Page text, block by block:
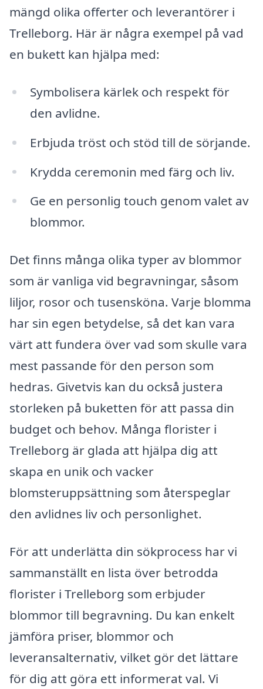
mängd olika offerter och leverantörer i
Trelleborg. Här är några exempel på vad
en bukett kan hjälpa med:
Symbolisera kärlek och respekt för
den avlidne.
Erbjuda tröst och stöd till de sörjande.
Krydda ceremonin med färg och liv.
Ge en personlig touch genom valet av
blommor.
Det finns många olika typer av blommor
som är vanliga vid begravningar, såsom
liljor, rosor och tusensköna. Varje blomma
har sin egen betydelse, så det kan vara
värt att fundera över vad som skulle vara
mest passande för den person som
hedras. Givetvis kan du också justera
storleken på buketten för att passa din
budget och behov. Många florister i
Trelleborg är glada att hjälpa dig att
skapa en unik och vacker
blomsteruppsättning som återspeglar
den avlidnes liv och personlighet.
För att underlätta din sökprocess har vi
sammanställt en lista över betrodda
florister i Trelleborg som erbjuder
blommor till begravning. Du kan enkelt
jämföra priser, blommor och
leveransalternativ, vilket gör det lättare
för dig att göra ett informerat val. Vi